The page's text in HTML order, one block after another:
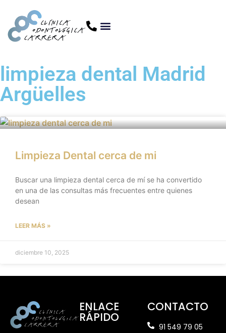
limpieza dental Madrid
Argüelles
Limpieza Dental cerca de mi
Buscar una limpieza dental cerca de mí se ha convertido
en una de las consultas más frecuentes entre quienes
desean
LEER MÁS »
diciembre 10, 2025
ENLACE
RÁPIDO
CONTACTO
91 549 79 05